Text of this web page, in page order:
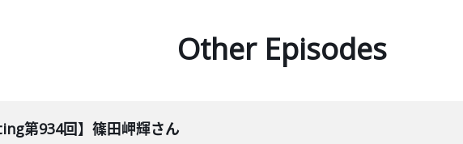
Other Episodes
第934回】篠田岬輝さん